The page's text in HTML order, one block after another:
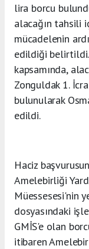
lira borcu
alacağın tahsili
mücadelenin
edildiği belirtildi.
kapsamında,
Zonguldak 1.
bulunularak
edildi.
Haciz
Amelebirliği
Müessesesi'nin
dosyasındaki
GMİS'e olan
itibaren